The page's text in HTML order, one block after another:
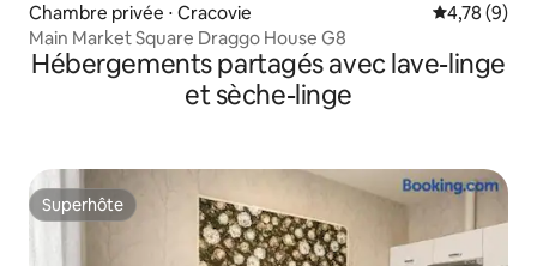
Chambre privée ⋅ Cracovie Évaluation
4,78 (9)
Main Market Square Draggo House G8
Hébergements partagés avec lave-linge
et sèche-linge
Superhôte
Superhôte